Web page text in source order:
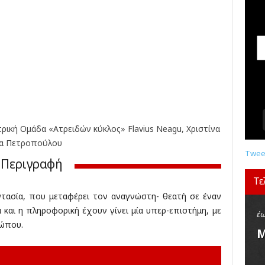
μ
Ομάδα «Ατρειδών κύκλος» Flavius Neagu, Χριστίνα
Πετροπούλου
Περιγραφή
που μεταφέρει τον αναγνώστη- θεατή σε έναν
η πληροφορική έχουν γίνει μία υπερ-επιστήμη, με